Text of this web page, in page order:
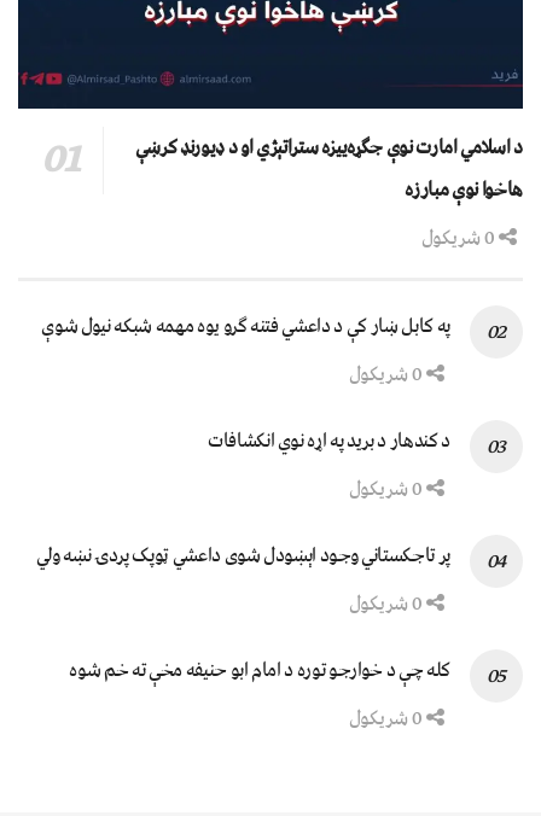
د اسلامي امارت نوې جګړه‌ییزه ستراتېژي او د ډیورنډ کرښې
هاخوا نوې مبارزه
په کابل ښار کې د داعشي فتنه ګرو يوه مهمه شبکه نيول شوې
د کندهار د برید په اړه نوي انکشافات
پر تاجکستاني وجود اېښودل شوی داعشي ټوپک پردۍ نښه ولي
کله چې د خوارجو توره د امام ابو حنیفه مخې ته خم شوه